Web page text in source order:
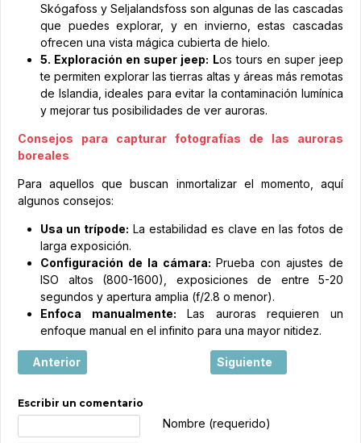
Skógafoss y Seljalandsfoss son algunas de las cascadas
que puedes explorar, y en invierno, estas cascadas
ofrecen una vista mágica cubierta de hielo.
5. Exploración en super jeep: Los tours en super jeep
te permiten explorar las tierras altas y áreas más remotas
de Islandia, ideales para evitar la contaminación lumínica
y mejorar tus posibilidades de ver auroras.
Consejos para capturar fotografías de las auroras
boreales
Para aquellos que buscan inmortalizar el momento, aquí
algunos consejos:
Usa un trípode: La estabilidad es clave en las fotos de
larga exposición.
Configuración de la cámara: Prueba con ajustes de
ISO altos (800-1600), exposiciones de entre 5-20
segundos y apertura amplia (f/2.8 o menor).
Enfoca manualmente: Las auroras requieren un
enfoque manual en el infinito para una mayor nitidez.
Artículo anterior: Playas de Islandia, naturaleza salvaje
Anterior Artículo siguiente:
Siguiente
Escribir un comentario
Nombre (requerido)